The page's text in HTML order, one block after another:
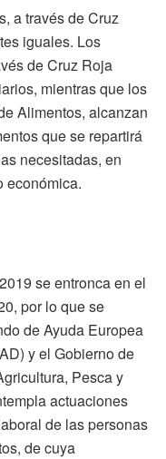
a través de Cruz
iguales. Los
de Cruz Roja
mientras que los
Alimentos, alcanzan
que se repartirá
necesitadas, en
económica.
se entronca en el
por lo que se
de Ayuda Europea
y el Gobierno de
Pesca y
actuaciones
de las personas
de cuya